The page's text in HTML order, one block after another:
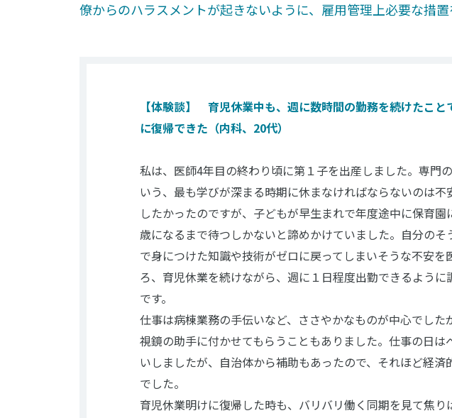
僚からのハラスメントが起きないように、雇用管理上必要な措置
【体験談】 育児休業中も、週に数時間の勤務を続けたこと
に復帰できた（内科、20代）
私は、医師4年目の終わり頃に第１子を出産しました。専門
いう、最も学びが深まる時期に休まなければならないのは不
したかったのですが、子どもが早生まれで年度途中に保育園
歳になるまで待つしかないと諦めかけていました。自分のそ
で身につけた知識や技術がゼロに戻ってしまいそうな不安を
ろ、育児休業を続けながら、週に１日程度出勤できるように
です。
仕事は病棟業務の手伝いなど、ささやかなものが中心でした
視鏡の助手に付かせてもらうこともありました。仕事の日は
いしましたが、自治体から補助もあったので、それほど経済
でした。
育児休業明けに復帰した時も、バリバリ働く同期を見て焦り